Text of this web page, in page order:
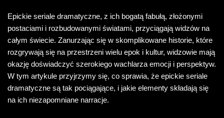
Epickie seriale dramatyczne, z ich bogatą fabułą, złożonymi
postaciami i rozbudowanymi światami, przyciągają widzów na
całym świecie. Zanurzając się w skomplikowane historie, które
rozgrywają się na przestrzeni wielu epok i kultur, widzowie mają
okazję doświadczyć szerokiego wachlarza emocji i perspektyw.
W tym artykule przyjrzymy się, co sprawia, że epickie seriale
dramatyczne są tak pociągające, i jakie elementy składają się
na ich niezapomniane narracje.